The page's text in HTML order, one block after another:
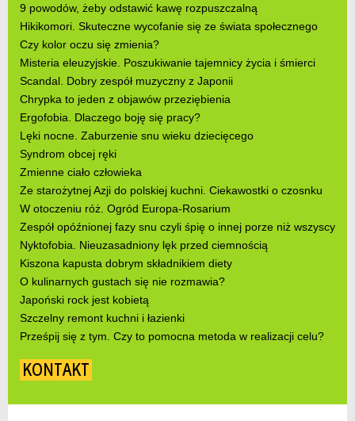
9 powodów, żeby odstawić kawę rozpuszczalną
Hikikomori. Skuteczne wycofanie się ze świata społecznego
Czy kolor oczu się zmienia?
Misteria eleuzyjskie. Poszukiwanie tajemnicy życia i śmierci
Scandal. Dobry zespół muzyczny z Japonii
Chrypka to jeden z objawów przeziębienia
Ergofobia. Dlaczego boję się pracy?
Lęki nocne. Zaburzenie snu wieku dziecięcego
Syndrom obcej ręki
Zmienne ciało człowieka
Ze starożytnej Azji do polskiej kuchni. Ciekawostki o czosnku
W otoczeniu róż. Ogród Europa-Rosarium
Zespół opóźnionej fazy snu czyli śpię o innej porze niż wszyscy
Nyktofobia. Nieuzasadniony lęk przed ciemnością
Kiszona kapusta dobrym składnikiem diety
O kulinarnych gustach się nie rozmawia?
Japoński rock jest kobietą
Szczelny remont kuchni i łazienki
Prześpij się z tym. Czy to pomocna metoda w realizacji celu?
KONTAKT